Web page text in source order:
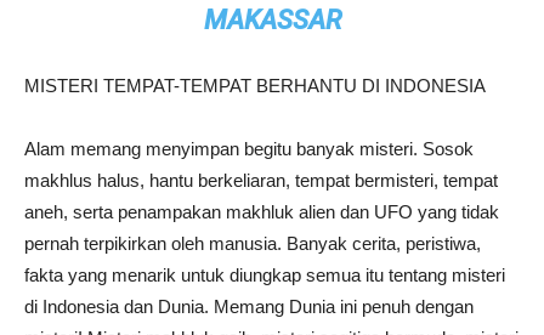
MAKASSAR
MISTERI TEMPAT-TEMPAT BERHANTU DI INDONESIA
Alam memang menyimpan begitu banyak misteri. Sosok
makhlus halus, hantu berkeliaran, tempat bermisteri, tempat
aneh, serta penampakan makhluk alien dan UFO yang tidak
pernah terpikirkan oleh manusia. Banyak cerita, peristiwa,
fakta yang menarik untuk diungkap semua itu tentang misteri
di Indonesia dan Dunia. Memang Dunia ini penuh dengan